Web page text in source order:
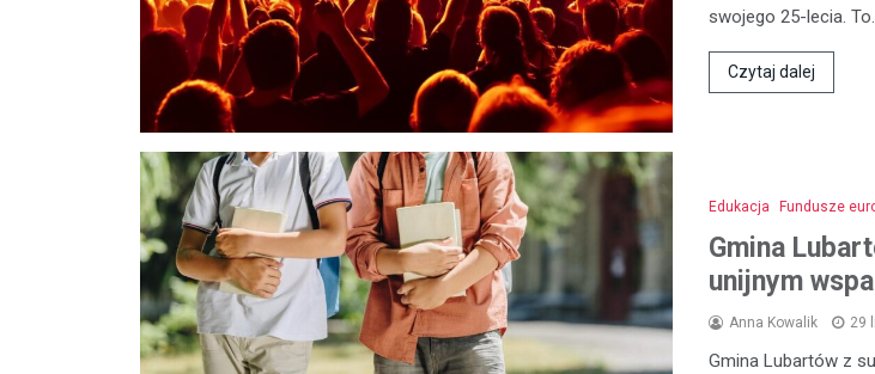
swojego 25-lecia.
Czytaj dalej
Edukacja Fundusze
Gmina
unijnym
Anna Kowalik 29
Gmina Lubartów z